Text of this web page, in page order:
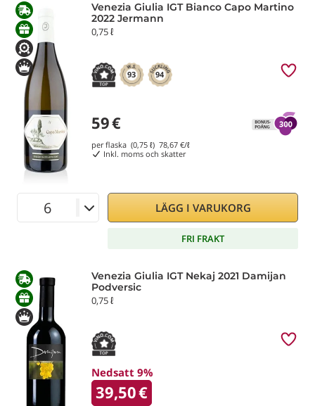
Venezia Giulia IGT Bianco Capo Martino
2022 Jermann
0,75 ℓ
93 94
59€
per flaska (0,75 ℓ) 78,67 €/ℓ
Inkl. moms och skatter
LÄGG I VARUKORG
FRI FRAKT
Venezia Giulia IGT Nekaj 2021 Damijan
Podversic
0,75 ℓ
Nedsatt 9%
39,50€